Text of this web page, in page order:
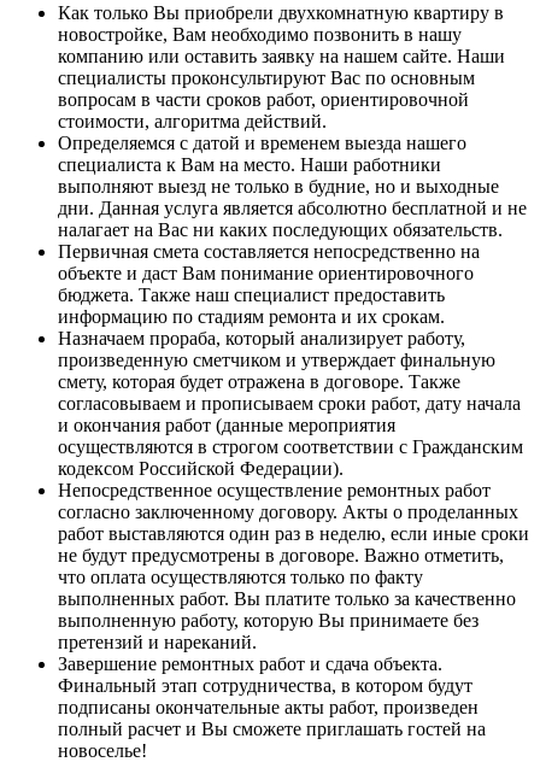
Как только Вы приобрели двухкомнатную квартиру в
новостройке, Вам необходимо позвонить в нашу
компанию или оставить заявку на нашем сайте. Наши
специалисты проконсультируют Вас по основным
вопросам в части сроков работ, ориентировочной
стоимости, алгоритма действий.
Определяемся с датой и временем выезда нашего
специалиста к Вам на место. Наши работники
выполняют выезд не только в будние, но и выходные
дни. Данная услуга является абсолютно бесплатной и не
налагает на Вас ни каких последующих обязательств.
Первичная смета составляется непосредственно на
объекте и даст Вам понимание ориентировочного
бюджета. Также наш специалист предоставить
информацию по стадиям ремонта и их срокам.
Назначаем прораба, который анализирует работу,
произведенную сметчиком и утверждает финальную
смету, которая будет отражена в договоре. Также
согласовываем и прописываем сроки работ, дату начала
и окончания работ (данные мероприятия
осуществляются в строгом соответствии с Гражданским
кодексом Российской Федерации).
Непосредственное осуществление ремонтных работ
согласно заключенному договору. Акты о проделанных
работ выставляются один раз в неделю, если иные сроки
не будут предусмотрены в договоре. Важно отметить,
что оплата осуществляются только по факту
выполненных работ. Вы платите только за качественно
выполненную работу, которую Вы принимаете без
претензий и нареканий.
Завершение ремонтных работ и сдача объекта.
Финальный этап сотрудничества, в котором будут
подписаны окончательные акты работ, произведен
полный расчет и Вы сможете приглашать гостей на
новоселье!